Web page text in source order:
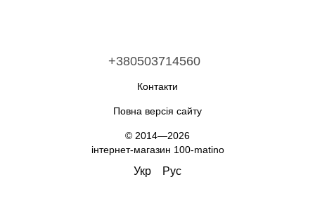
+380503714560
Контакти
Повна версія сайту
© 2014—2026
інтернет-магазин 100-matino
Укр Рус